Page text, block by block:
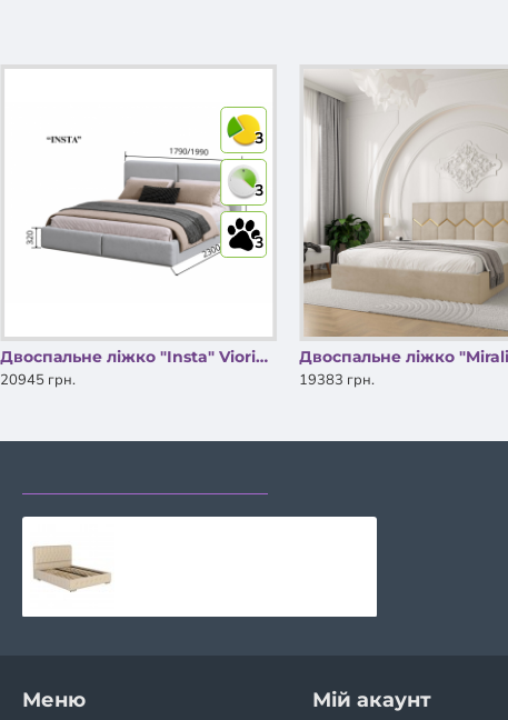
3
3
3
Двоспальне ліжко "Insta" Viorina DEKO
20945 грн.
19383 грн.
Меню Мій акаунт